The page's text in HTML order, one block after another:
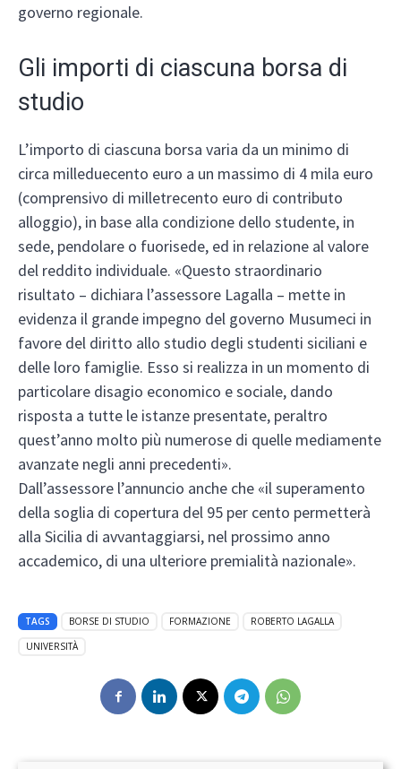
governo regionale.
Gli importi di ciascuna borsa di
studio
L’importo di ciascuna borsa varia da un minimo di
circa milleduecento euro a un massimo di 4 mila euro
(comprensivo di milletrecento euro di contributo
alloggio), in base alla condizione dello studente, in
sede, pendolare o fuorisede, ed in relazione al valore
del reddito individuale. «Questo straordinario
risultato – dichiara l’assessore Lagalla – mette in
evidenza il grande impegno del governo Musumeci in
favore del diritto allo studio degli studenti siciliani e
delle loro famiglie. Esso si realizza in un momento di
particolare disagio economico e sociale, dando
risposta a tutte le istanze presentate, peraltro
quest’anno molto più numerose di quelle mediamente
avanzate negli anni precedenti».
Dall’assessore l’annuncio anche che «il superamento
della soglia di copertura del 95 per cento permetterà
alla Sicilia di avvantaggiarsi, nel prossimo anno
accademico, di una ulteriore premialità nazionale».
TAGS BORSE DI STUDIO FORMAZIONE
ROBERTO LAGALLA
UNIVERSITÀ